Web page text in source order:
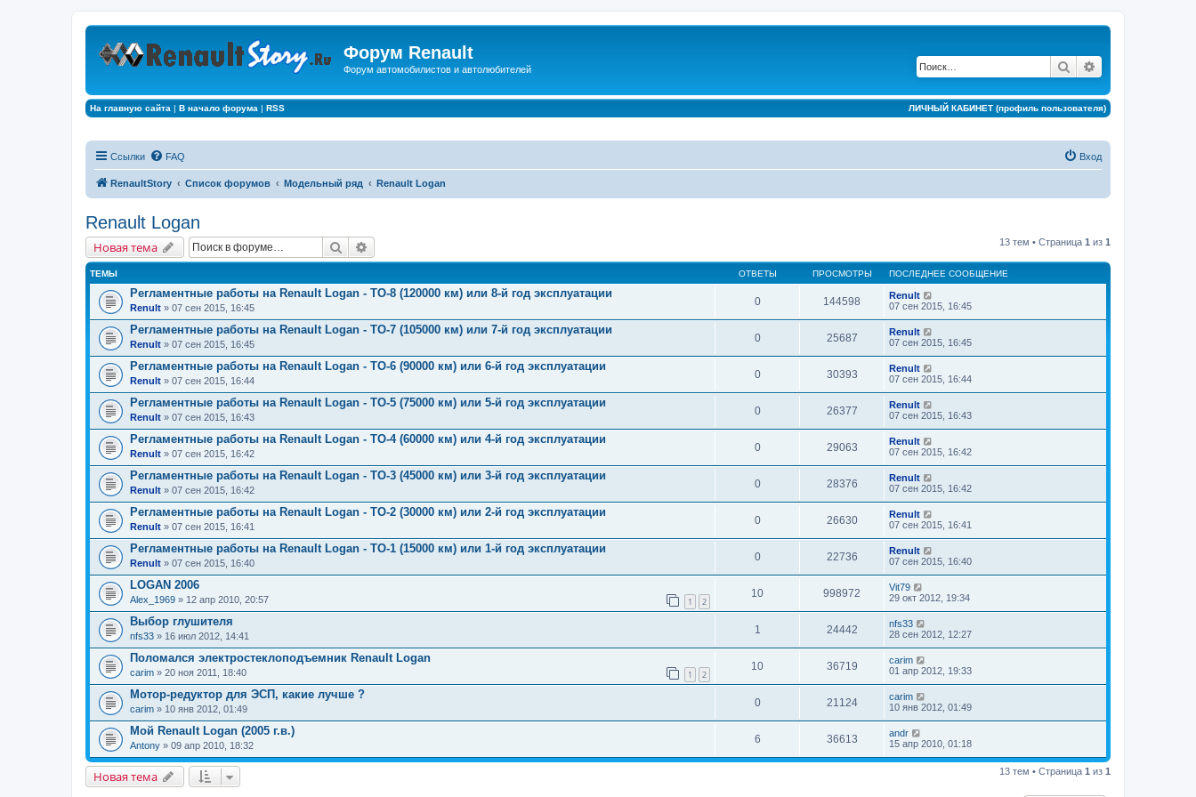
Форум Renault
Форум автомобилистов и автолюбителей Поиск
На главную сайта | В начало форума | RSS ЛИЧНЫЙ КАБИНЕТ (профиль пользователя)
Ссылки FAQ Вход
RenaultStory Список форумов Модельный ряд Renault Logan
Renault Logan
Новая тема Поиск 13 тем • Страница 1 из 1
ТЕМЫ ОТВЕТЫ ПРОСМОТРЫ ПОСЛЕДНЕЕ СООБЩЕНИЕ
Регламентные работы на Renault Logan - ТО-8 (120000 км) или 8-й год эксплуатации
Renult » 07 сен 2015, 16:45
0 144598
Renult
07 сен 2015, 16:45
Регламентные работы на Renault Logan - ТО-7 (105000 км) или 7-й год эксплуатации
Renult » 07 сен 2015, 16:45
0 25687
Renult
07 сен 2015, 16:45
Регламентные работы на Renault Logan - ТО-6 (90000 км) или 6-й год эксплуатации
Renult » 07 сен 2015, 16:44
0 30393
Renult
07 сен 2015, 16:44
Регламентные работы на Renault Logan - ТО-5 (75000 км) или 5-й год эксплуатации
Renult » 07 сен 2015, 16:43
0 26377
Renult
07 сен 2015, 16:43
Регламентные работы на Renault Logan - ТО-4 (60000 км) или 4-й год эксплуатации
Renult » 07 сен 2015, 16:42
0 29063
Renult
07 сен 2015, 16:42
Регламентные работы на Renault Logan - ТО-3 (45000 км) или 3-й год эксплуатации
Renult » 07 сен 2015, 16:42
0 28376
Renult
07 сен 2015, 16:42
Регламентные работы на Renault Logan - ТО-2 (30000 км) или 2-й год эксплуатации
Renult » 07 сен 2015, 16:41
0 26630
Renult
07 сен 2015, 16:41
Регламентные работы на Renault Logan - ТО-1 (15000 км) или 1-й год эксплуатации
Renult » 07 сен 2015, 16:40
0 22736
Renult
07 сен 2015, 16:40
LOGAN 2006
Alex_1969 » 12 апр 2010, 20:57 1 2
10 998972
Vit79
29 окт 2012, 19:34
Выбор глушителя
nfs33 » 16 июл 2012, 14:41
1 24442
nfs33
28 сен 2012, 12:27
Поломался электростеклоподъемник Renault Logan
carim » 20 ноя 2011, 18:40 1 2
10 36719
carim
01 апр 2012, 19:33
Мотор-редуктор для ЭСП, какие лучше ?
carim » 10 янв 2012, 01:49
0 21124
carim
10 янв 2012, 01:49
Мой Renault Logan (2005 г.в.)
Antony » 09 апр 2010, 18:32
6 36613
andr
15 апр 2010, 01:18
Новая тема 13 тем • Страница 1 из 1